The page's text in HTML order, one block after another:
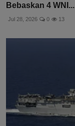
Bebaskan 4 WNI...
Jul 28, 2026 0 13